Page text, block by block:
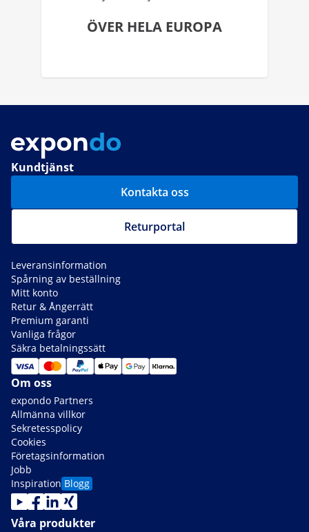
ÖVER HELA EUROPA
Kundtjänst
Kontakta oss
Returportal
Leveransinformation
Spårning av beställning
Mitt konto
Retur & Ångerrätt
Premium garanti
Vanliga frågor
Säkra betalningssätt
Om oss
expondo Partners
Allmänna villkor
Sekretesspolicy
Cookies
Företagsinformation
Jobb
Inspiration Blogg
Våra produkter